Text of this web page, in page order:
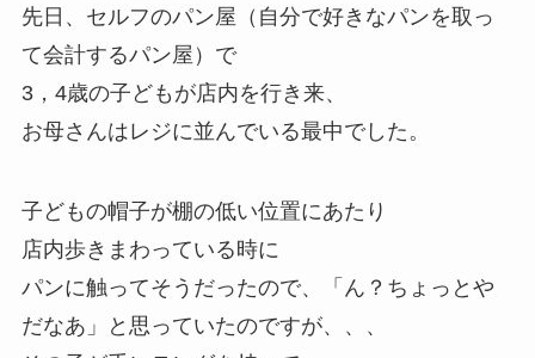
先日、セルフのパン屋（自分で好きなパンを取っ
て会計するパン屋）で
3，4歳の子どもが店内を行き来、
お母さんはレジに並んでいる最中でした。
子どもの帽子が棚の低い位置にあたり
店内歩きまわっている時に
パンに触ってそうだったので、「ん？ちょっとや
だなあ」と思っていたのですが、、、